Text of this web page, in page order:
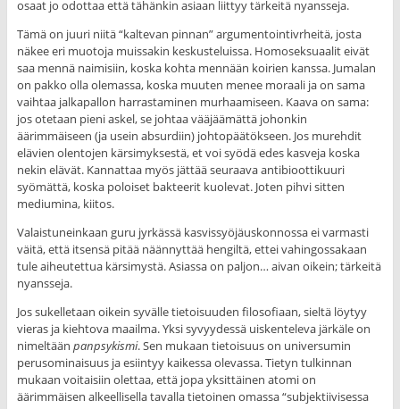
osaat jo odottaa että tähänkin asiaan liittyy tärkeitä nyansseja.
Tämä on juuri niitä “kaltevan pinnan” argumentointivrheitä, josta
näkee eri muotoja muissakin keskusteluissa. Homoseksuaalit eivät
saa mennä naimisiin, koska kohta mennään koirien kanssa. Jumalan
on pakko olla olemassa, koska muuten menee moraali ja on sama
vaihtaa jalkapallon harrastaminen murhaamiseen. Kaava on sama:
jos otetaan pieni askel, se johtaa vääjäämättä johonkin
äärimmäiseen (ja usein absurdiin) johtopäätökseen. Jos murehdit
elävien olentojen kärsimyksestä, et voi syödä edes kasveja koska
nekin elävät. Kannattaa myös jättää seuraava antibioottikuuri
syömättä, koska poloiset bakteerit kuolevat. Joten pihvi sitten
mediumina, kiitos.
Valaistuneinkaan guru jyrkässä kasvissyöjäuskonnossa ei varmasti
väitä, että itsensä pitää näännyttää hengiltä, ettei vahingossakaan
tule aiheutettua kärsimystä. Asiassa on paljon… aivan oikein; tärkeitä
nyansseja.
Jos sukelletaan oikein syvälle tietoisuuden filosofiaan, sieltä löytyy
vieras ja kiehtova maailma. Yksi syvyydessä uiskenteleva järkäle on
nimeltään panpsykismi. Sen mukaan tietoisuus on universumin
perusominaisuus ja esiintyy kaikessa olevassa. Tietyn tulkinnan
mukaan voitaisiin olettaa, että jopa yksittäinen atomi on
äärimmäisen alkeellisella tavalla tietoinen omassa “subjektiivisessa